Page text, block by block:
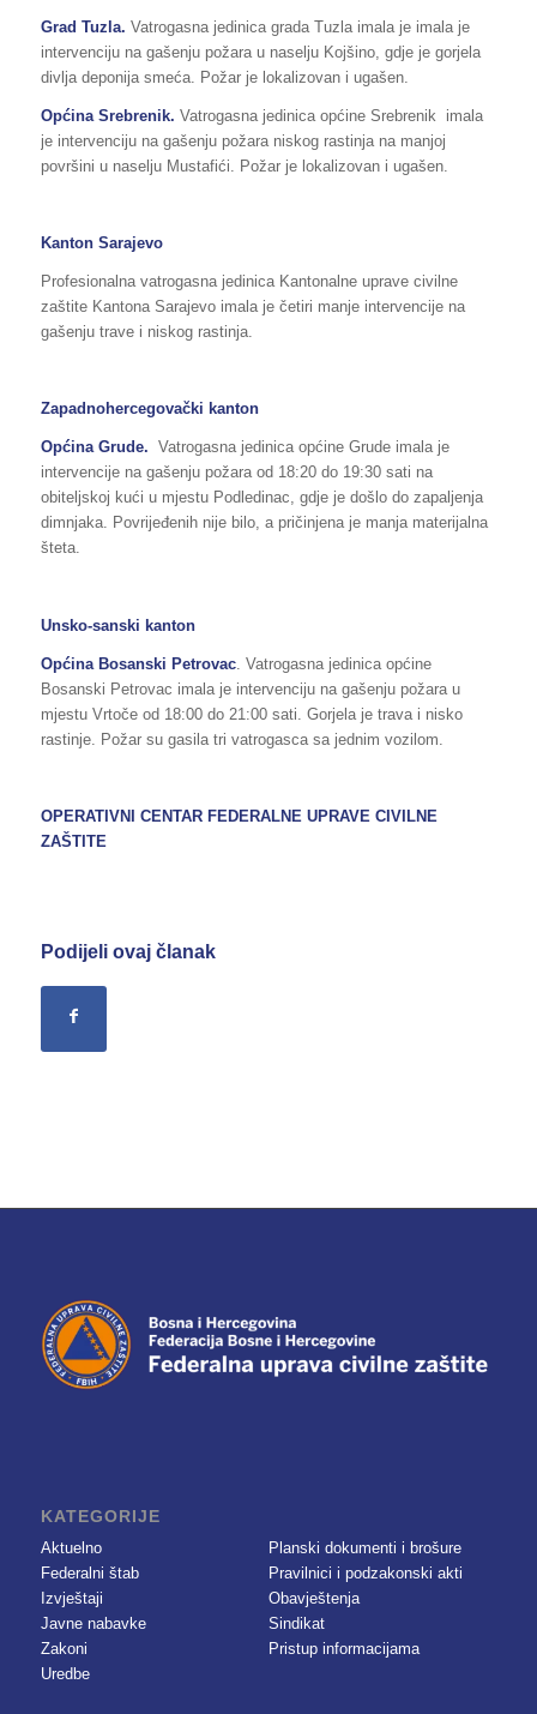
Grad Tuzla. Vatrogasna jedinica grada Tuzla imala je imala je
intervenciju na gašenju požara u naselju Kojšino, gdje je gorjela
divlja deponija smeća. Požar je lokalizovan i ugašen.
Općina Srebrenik. Vatrogasna jedinica općine Srebrenik imala
je intervenciju na gašenju požara niskog rastinja na manjoj
površini u naselju Mustafići. Požar je lokalizovan i ugašen.
Kanton Sarajevo
Profesionalna vatrogasna jedinica Kantonalne uprave civilne
zaštite Kantona Sarajevo imala je četiri manje intervencije na
gašenju trave i niskog rastinja.
Zapadnohercegovački kanton
Općina Grude. Vatrogasna jedinica općine Grude imala je
intervencije na gašenju požara od 18:20 do 19:30 sati na
obiteljskoj kući u mjestu Podledinac, gdje je došlo do zapaljenja
dimnjaka. Povrijeđenih nije bilo, a pričinjena je manja materijalna
šteta.
Unsko-sanski kanton
Općina Bosanski Petrovac. Vatrogasna jedinica općine
Bosanski Petrovac imala je intervenciju na gašenju požara u
mjestu Vrtoče od 18:00 do 21:00 sati. Gorjela je trava i nisko
rastinje. Požar su gasila tri vatrogasca sa jednim vozilom.
OPERATIVNI CENTAR FEDERALNE UPRAVE CIVILNE
ZAŠTITE
Podijeli ovaj članak
KATEGORIJE
Aktuelno
Federalni štab
Izvještaji
Javne nabavke
Zakoni
Uredbe
Planski dokumenti i brošure
Pravilnici i podzakonski akti
Obavještenja
Sindikat
Pristup informacijama